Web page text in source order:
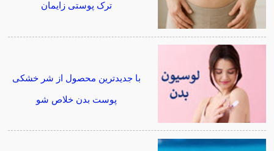
ترک پوستی زایمان
با جدیدترین محصول از شر خشکی
پوست بدن خلاص شو